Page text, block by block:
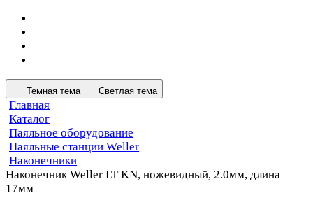
Темная тема Светлая тема
Главная
Каталог
Паяльное оборудование
Паяльные станции Weller
Наконечники
Наконечник Weller LT KN, ножевидный, 2.0мм, длина
17мм